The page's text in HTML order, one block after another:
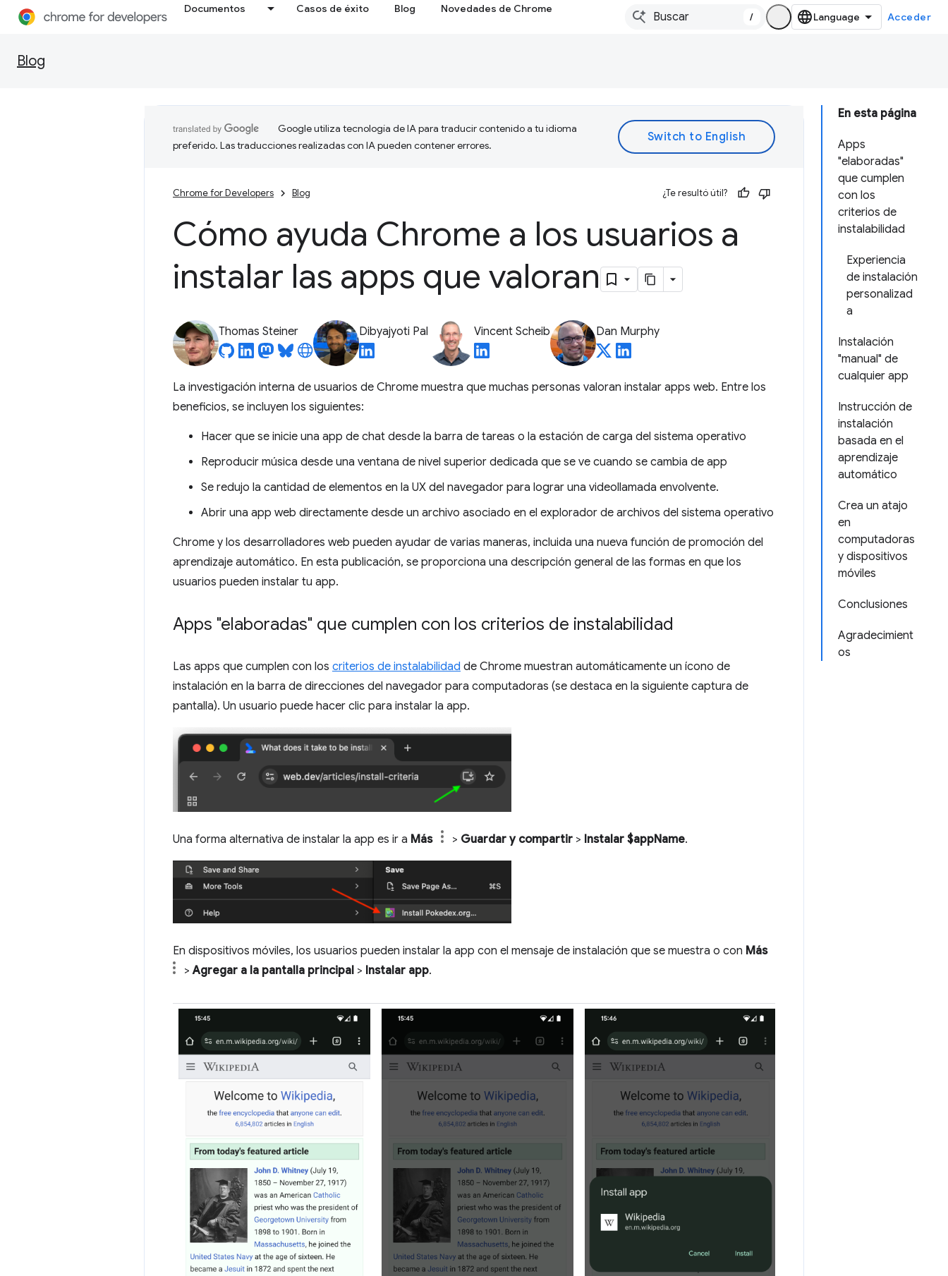
Documentos Casos de éxito Blog Novedades de Chrome
/ Acceder
Blog
En esta página
Apps
"elaboradas"
que cumplen
con los
criterios de
instalabilidad
Experiencia
de instalación
personalizad
a
Instalación
"manual" de
cualquier app
Instrucción de
instalación
basada en el
aprendizaje
automático
Crea un atajo
en
computadoras
y dispositivos
móviles
Conclusiones
Agradecimient
os
Google utiliza tecnología de IA para traducir contenido a tu idioma
preferido. Las traducciones realizadas con IA pueden contener errores.
Chrome for Developers Blog ¿Te resultó útil?
Cómo ayuda Chrome a los usuarios a
instalar las apps que valoran
Thomas Steiner Dibyajyoti Pal Vincent Scheib Dan Murphy
La investigación interna de usuarios de Chrome muestra que muchas personas valoran instalar apps web. Entre los
beneficios, se incluyen los siguientes:
Hacer que se inicie una app de chat desde la barra de tareas o la estación de carga del sistema operativo
Reproducir música desde una ventana de nivel superior dedicada que se ve cuando se cambia de app
Se redujo la cantidad de elementos en la UX del navegador para lograr una videollamada envolvente.
Abrir una app web directamente desde un archivo asociado en el explorador de archivos del sistema operativo
Chrome y los desarrolladores web pueden ayudar de varias maneras, incluida una nueva función de promoción del
aprendizaje automático. En esta publicación, se proporciona una descripción general de las formas en que los
usuarios pueden instalar tu app.
Apps "elaboradas" que cumplen con los criterios de instalabilidad
Las apps que cumplen con los criterios de instalabilidad de Chrome muestran automáticamente un ícono de
instalación en la barra de direcciones del navegador para computadoras (se destaca en la siguiente captura de
pantalla). Un usuario puede hacer clic para instalar la app.
Una forma alternativa de instalar la app es ir a Más > Guardar y compartir > Instalar $appName.
En dispositivos móviles, los usuarios pueden instalar la app con el mensaje de instalación que se muestra o con Más
>Agregar a la pantalla principal > Instalar app.